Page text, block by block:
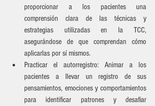
proporcionar a los pacientes una
comprensión clara de las técnicas y
estrategias utilizadas en la TCC,
asegurándose de que comprendan cómo
aplicarlas por sí mismos.
Practicar el autorregistro: Animar a los
pacientes a llevar un registro de sus
pensamientos, emociones y comportamientos
para identificar patrones y desafiar